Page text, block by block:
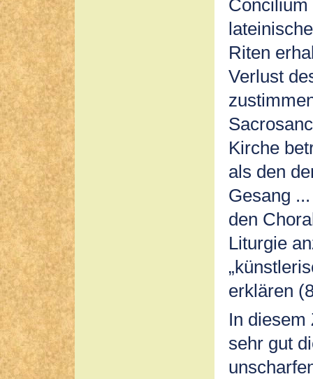
Concilium
Riten
Verlust
Kirche
als den
Gesang
den
Liturgie
erklären
In diesem
sehr gut